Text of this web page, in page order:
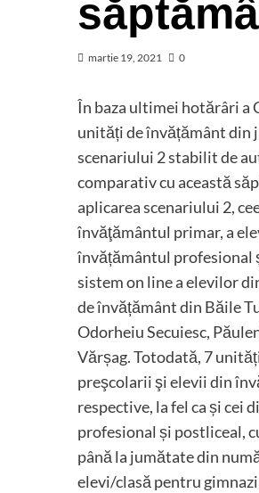
martie 19, 2021 0
În baza ultimei hotărâri a
unități de învățământ din
scenariului 2 stabilit de
comparativ cu această
aplicarea scenariului 2,
învăţământul primar, a
învățământul profesional
sistem on line a elevilor
de învățământ din Băile
Odorheiu Secuiesc,
Vărșag. Totodată, 7
preşcolarii şi elevii din
respective, la fel ca și cei
profesional și postliceal,
până la jumătate din
elevi/clasă pentru